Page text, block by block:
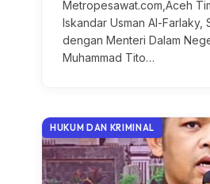
Metropesawat.com,Aceh
Iskandar Usman Al-Farlaky,
dengan Menteri Dalam
Muhammad Tito…
HUKUM DAN KRIMINAL